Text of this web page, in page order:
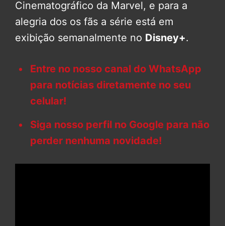
Cinematográfico da Marvel, e para a
alegria dos os fãs a série está em
exibição semanalmente no Disney+.
Entre no nosso canal do WhatsApp
para notícias diretamente no seu
celular!
Siga nosso perfil no Google para não
perder nenhuma novidade!